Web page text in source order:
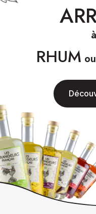
RHUM ou